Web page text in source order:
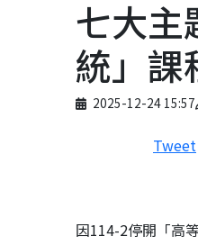
七大主
統」課
Published on
2025-12-24 15:57
Author
Tweet
因114-2停開「高